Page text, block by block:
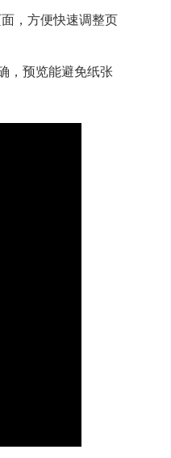
，方便快速调整页
，预览能避免纸张